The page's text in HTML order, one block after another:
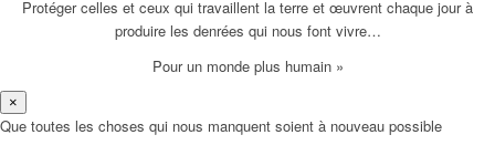
Protéger celles et ceux qui travaillent la terre et œuvrent chaque jour à
produire les denrées qui nous font vivre…
Pour un monde plus humain »
×
Que toutes les choses qui nous manquent soient à nouveau possible